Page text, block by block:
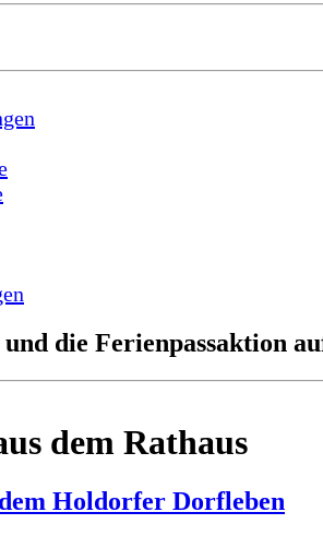
und die Ferienpassaktion
dem Rathaus
Holdorfer Dorfleben